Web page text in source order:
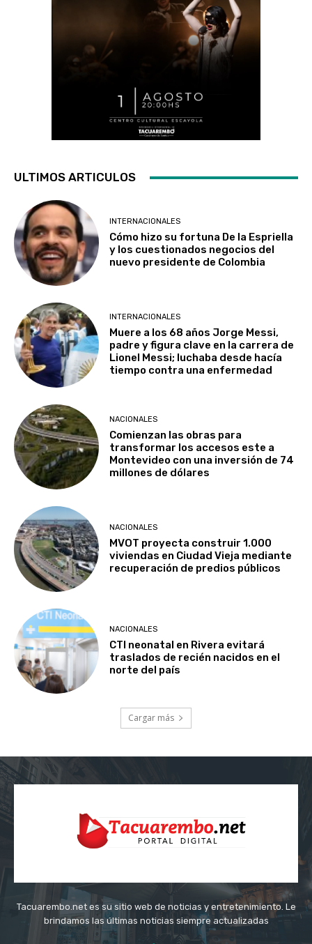
ULTIMOS ARTICULOS
INTERNACIONALES
Cómo hizo su fortuna De la Espriella
y los cuestionados negocios del
nuevo presidente de Colombia
INTERNACIONALES
Muere a los 68 años Jorge Messi,
padre y figura clave en la carrera de
Lionel Messi; luchaba desde hacía
tiempo contra una enfermedad
NACIONALES
Comienzan las obras para
transformar los accesos este a
Montevideo con una inversión de 74
millones de dólares
NACIONALES
MVOT proyecta construir 1.000
viviendas en Ciudad Vieja mediante
recuperación de predios públicos
NACIONALES
CTI neonatal en Rivera evitará
traslados de recién nacidos en el
norte del país
Cargar más
Tacuarembo.net es su sitio web de noticias y entretenimiento. Le
brindamos las últimas noticias siempre actualizadas